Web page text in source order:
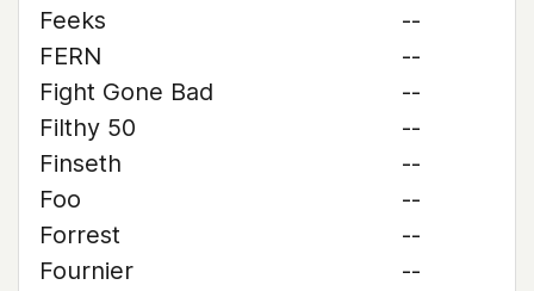
Feeks
--
FERN
--
Fight Gone Bad
--
Filthy 50
--
Finseth
--
Foo
--
Forrest
--
Fournier
--